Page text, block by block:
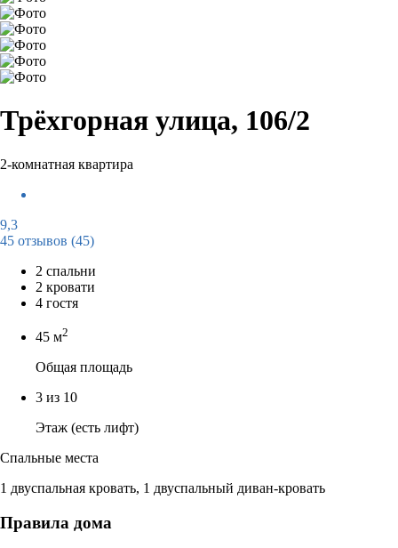
Трёхгорная улица, 106/2
2-комнатная квартира
9,3
45 отзывов (45)
2 спальни
2 кровати
4 гостя
45 м2
Общая площадь
3 из 10
Этаж (есть лифт)
Спальные места
1 двуспальная кровать, 1 двуспальный диван-кровать
Правила дома